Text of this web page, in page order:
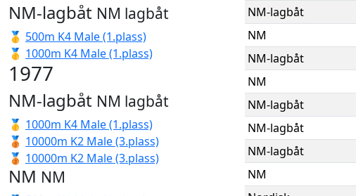
NM-lagbåt NM lagbåt
🥇 500m K4 Male (1.plass)
🥇 1000m K4 Male (1.plass)
1977
NM-lagbåt NM lagbåt
🥇 1000m K4 Male (1.plass)
🥉 10000m K2 Male (3.plass)
🥉 10000m K2 Male (3.plass)
NM NM
NM-lagbåt
NM
NM-lagbåt
NM
NM-lagbåt
NM-lagbåt
NM-lagbåt
NM